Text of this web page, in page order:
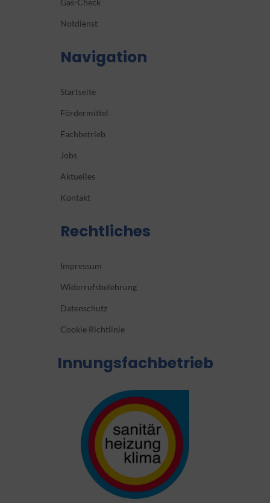
Notdienst
Navigation
Startseite
Fördermittel
Fachbetrieb
Jobs
Aktuelles
Kontakt
Rechtliches
Impressum
Widerrufsbelehrung
Datenschutz
Cookie Richtlinie
Innungsfachbetrieb